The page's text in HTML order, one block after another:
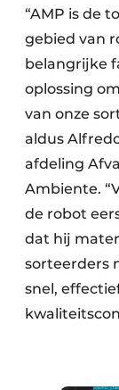
“AMP is de
gebied van
belangrijke
oplossing
van onze
aldus
afdeling
Ambiente.
de robot
dat hij
sorteerders
snel,